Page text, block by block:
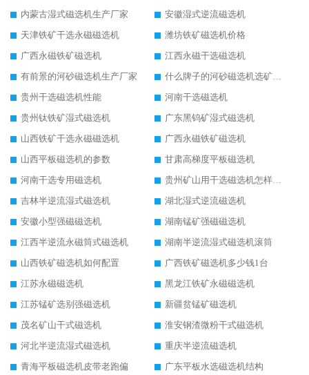
内蒙古湿式磁选机生产厂家
安徽湿式逆流磁选机
天津铁矿干选永磁磁选机
潍坊铁矿磁选机价格
广西永磁铁矿磁选机
江西永磁干选磁选机
有前景的河砂磁选机生产厂家
什么牌子的河砂磁选机选矿效果好
贵州干选磁选机性能
河南干选磁选机
贵州钛铁矿湿式磁选机
广东黑钨矿湿式磁选机
山西铁矿干选永磁磁选机
广西永磁铁矿磁选机
山西平板磁选机的参数
甘肃高梯度平板磁选机
河南干选专用磁选机
贵州矿山用干选磁选机怎样调磁
吉林半逆流湿式磁选机
湖北湿式逆流磁选机
安徽小型强磁磁选机
湖南锰矿强磁磁选机
江西半逆流永磁筒式磁选机
湖南半逆流湿式磁选机滚筒
山西铁矿磁选机如何配置
广西铁矿磁选机多少钱1台
江苏永磁磁选机
黑龙江铁矿永磁磁选机
江苏锰矿选别强磁选机
新疆贫锰矿磁选机
茂名矿山干式磁选机
淮安钢渣微粉干式磁选机
河北半逆流湿式磁选机
重庆半逆流磁选机
青海平板磁选机皮带老跑偏
广东平板水选磁选机结构